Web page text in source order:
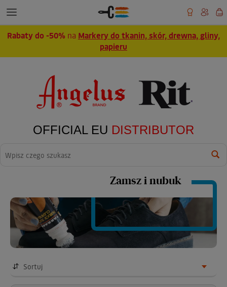
Rabaty do -50% na Markery do tkanin, skór, drewna, gliny,
papieru
OFFICIAL EU DISTRIBUTOR
Zamsz i nubuk
Sortuj